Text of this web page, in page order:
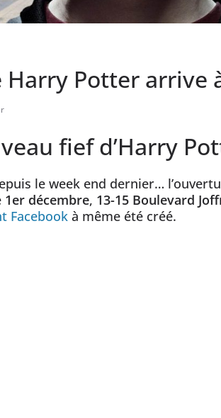
Potter arrive
fief d’Harry
le week end dernier…
1er décembre, 13-15 Boulevard
Facebook à même été créé.